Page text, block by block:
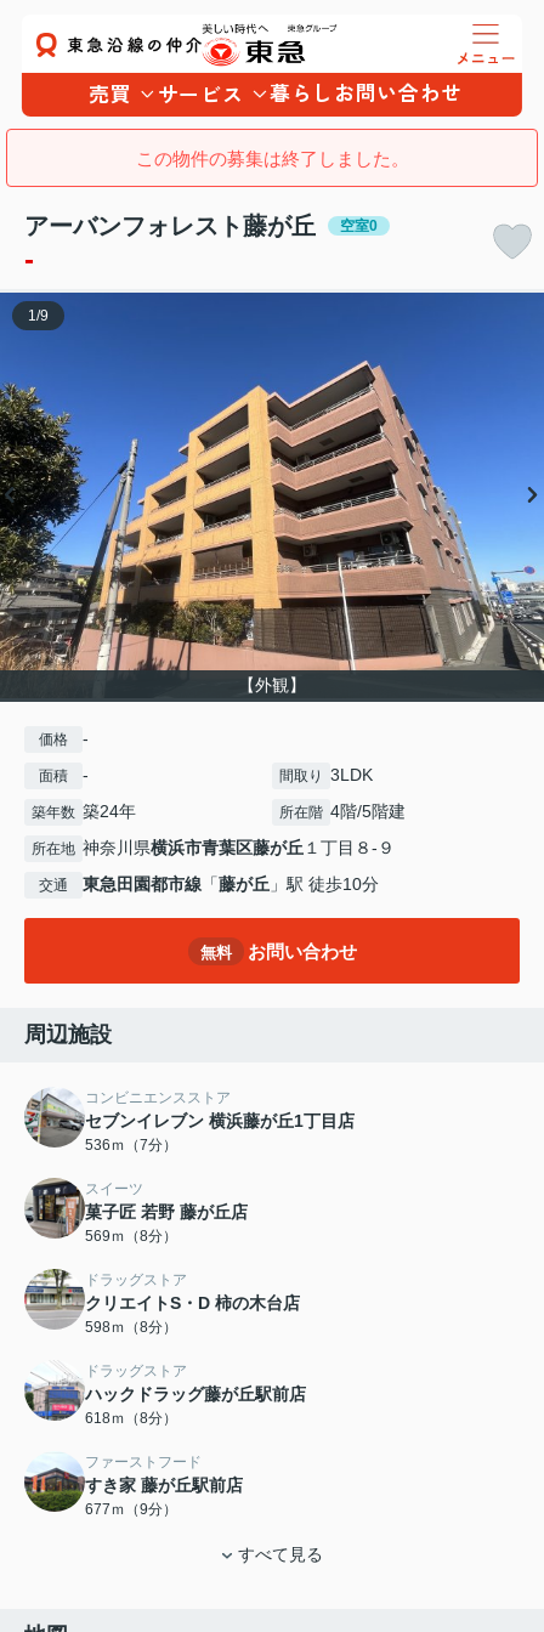
売買 サービス 暮らし お問い合わせ
この物件の募集は終了しました。
アーバンフォレスト藤が丘 空室0
-
【外観】
1 /9
価格 -
面積 - 間取り 3LDK
築年数 築24年 所在階 4階/5階建
所在地 神奈川県横浜市青葉区藤が丘 １丁目８-９
交通 東急田園都市線 「藤が丘 」駅 徒歩10分
無料 お問い合わせ
周辺施設
コンビニエンスストア
セブンイレブン 横浜藤が丘1丁目店
536ｍ（7分）
スイーツ
菓子匠 若野 藤が丘店
569ｍ（8分）
ドラッグストア
クリエイトS・D 柿の木台店
598ｍ（8分）
ドラッグストア
ハックドラッグ藤が丘駅前店
618ｍ（8分）
ファーストフード
すき家 藤が丘駅前店
677ｍ（9分）
すべて見る